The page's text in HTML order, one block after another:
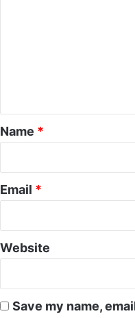
*
Name *
Email *
Website
Save my name,